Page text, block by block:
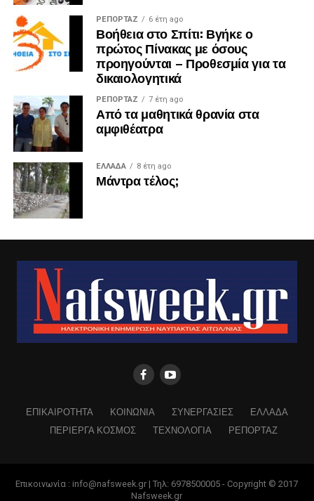
ΡΕΠΟΡΤΑΖ 6 έτη ago
Βοήθεια στο Σπίτι: Βγήκε ο
πρώτος Πίνακας με όσους
προηγούνται – Προθεσμία για τα
δικαιολογητικά
ΡΕΠΟΡΤΑΖ 7 έτη ago
Από τα μαθητικά θρανία στα
αμφιθέατρα
ΕΛΛΑΔΑ 8 έτη ago
Μάντρα τέλος;
ΕΠΙΚΑΙΡΟΤΗΤΑ ΚΟΙΝΩΝΙΑ ΣΥΝΕΡΓΑΣΙΕΣ
ΕΛΛΑΔΑ
ΠΕΡΙΕΡΓΑ ΚΟΣΜΟΣ
ΤΕΧΝΟΛΟΓΙΑ ΡΕΠΟΡΤΑΖ
Επικοινωνία : info@nafsweek.gr | Τηλ: 6978500005 - Copyright © 2017
Nafsweek.gr